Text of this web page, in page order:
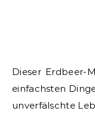
Dieser Erdbeer-
einfachsten
unverfälschte